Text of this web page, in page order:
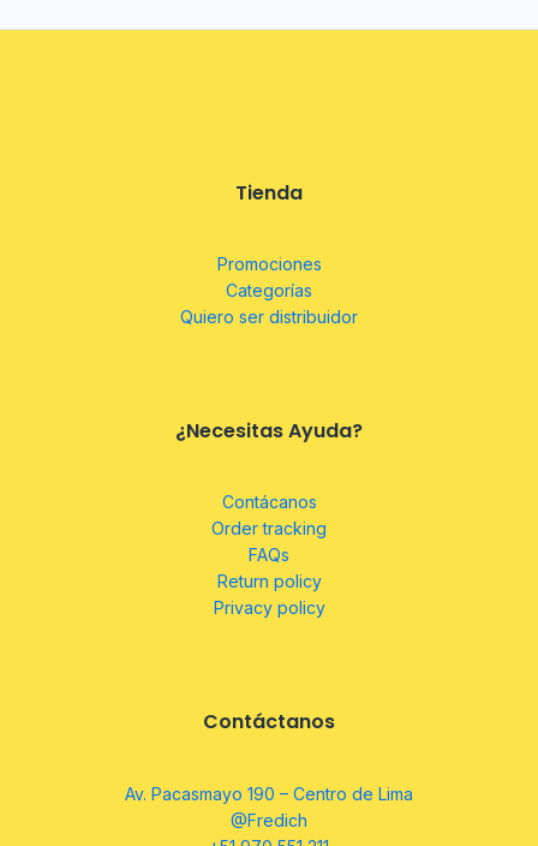
Tienda
Promociones
Categorías
Quiero ser distribuidor
¿Necesitas Ayuda?
Contácanos
Order tracking
FAQs
Return policy
Privacy policy
Contáctanos
Av. Pacasmayo 190 – Centro de Lima
@Fredich